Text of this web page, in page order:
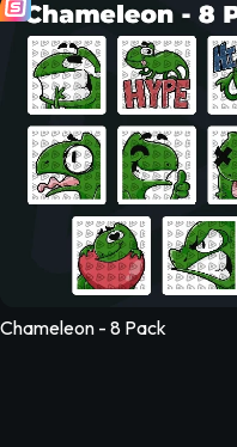
Fairy - 8 Pack
Chameleon - 8 Pack